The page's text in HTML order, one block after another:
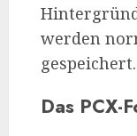
werden
gespeichert.
Das PCX-